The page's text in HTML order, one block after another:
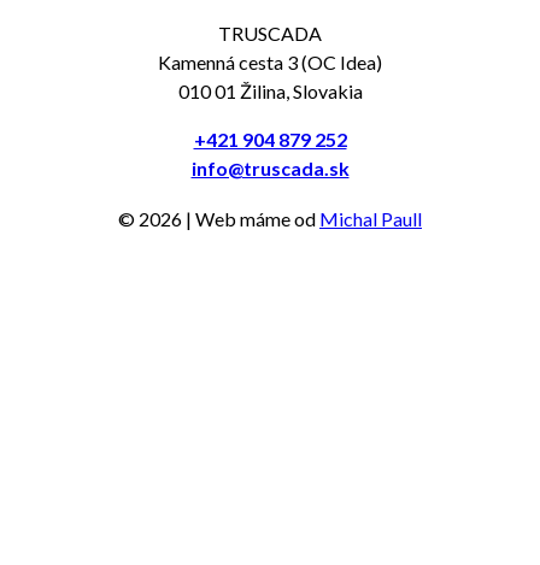
TRUSCADA
Kamenná cesta 3 (OC Idea)
010 01 Žilina, Slovakia
+421 904 879 252
info@truscada.sk
© 2026 | Web máme od Michal Paull